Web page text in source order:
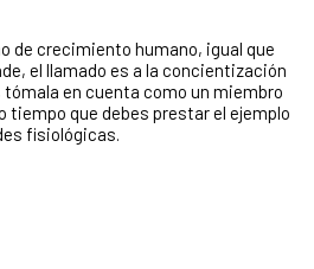
de crecimiento humano, igual que
el llamado es a la concientización
en cuenta como un miembro
que debes prestar el ejemplo
fisiológicas.